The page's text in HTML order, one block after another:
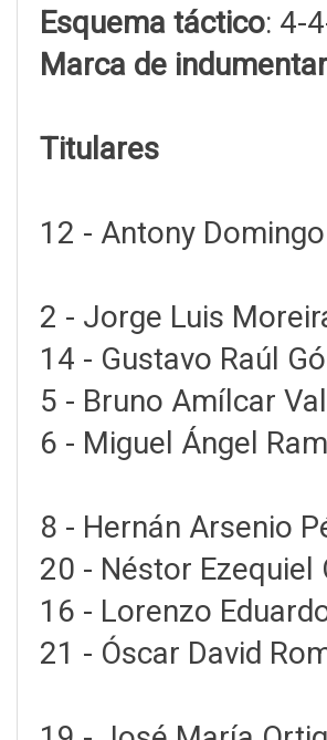
Esquema táctico: 4-
Marca de
Titulares
12 - Antony
2 - Jorge Luis
14 - Gustavo Raúl
5 - Bruno Amílcar
6 - Miguel Ángel
8 - Hernán Arsenio
20 - Néstor Ezequiel
16 - Lorenzo
21 - Óscar David